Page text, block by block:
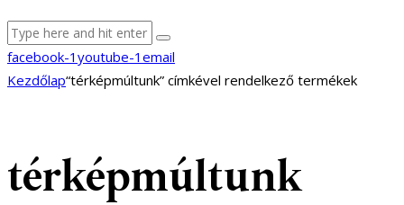
facebook-1 youtube-1 email
Kezdőlap“térképmúltunk” címkével rendelkező termékek
térképmúltunk